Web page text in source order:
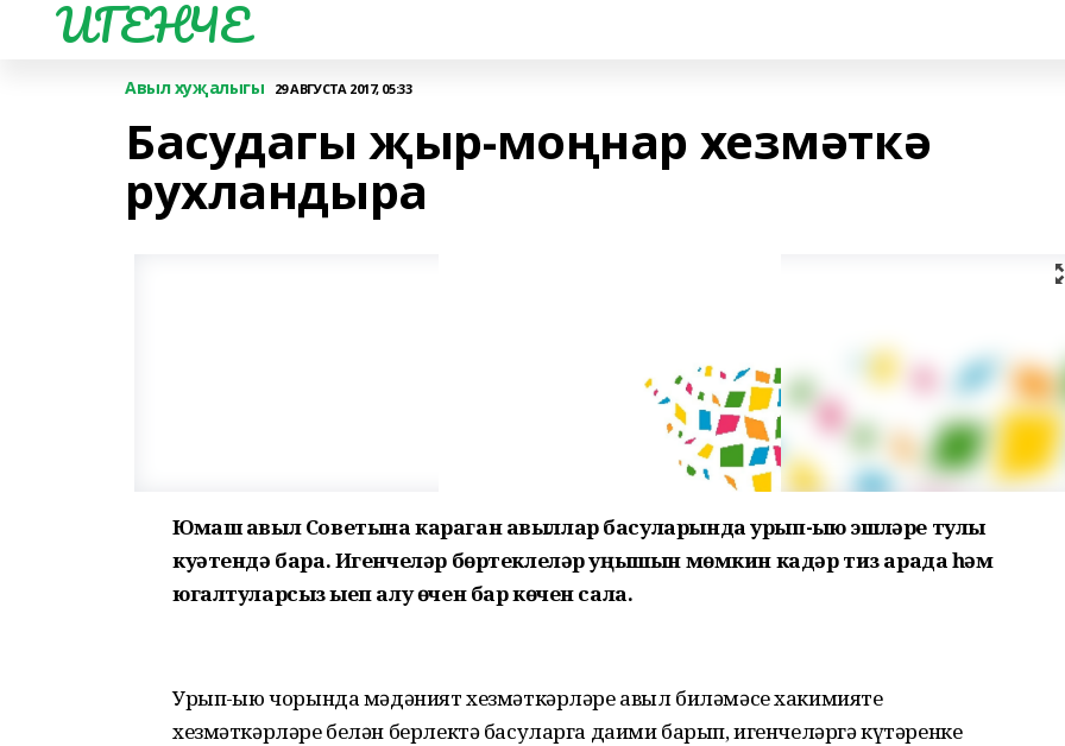
ИГЕНЧЕ
Авыл хуҗалыгы 29 АВГУСТА 2017, 05:33
Басудагы җыр-моңнар хезмәткә
рухландыра
Юмаш авыл Советына караган авыллар басуларында урып-җыю эшләре тулы
куәтендә бара. Игенчеләр бөртеклеләр уңышын мөмкин кадәр тиз арада һәм
югалтуларсыз җыеп алу өчен бар көчен сала.
Урып-җыю чорында мәдәният хезмәткәрләре авыл биләмәсе хакимияте
хезмәткәрләре белән берлектә басуларга даими барып, игенчеләргә күтәренке